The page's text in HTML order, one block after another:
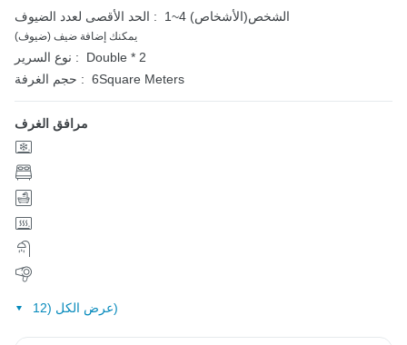
الحد الأقصى لعدد الضيوف : 1~4 الشخص(الأشخاص)
يمكنك إضافة ضيف (ضيوف)
نوع السرير :
Double * 2
حجم الغرفة : 6Square Meters
مرافق الغرف
عرض الكل (12)